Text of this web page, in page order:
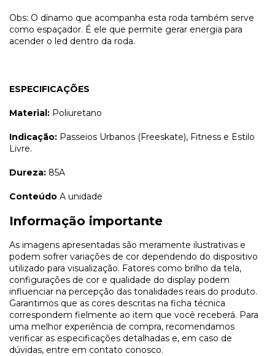
Obs: O dínamo que acompanha esta roda também serve
como espaçador. É ele que permite gerar energia para
acender o led dentro da roda.
ESPECIFICAÇÕES
Material: Poliuretano
Indicação: Passeios Urbanos (Freeskate), Fitness e Estilo
Livre.
Dureza: 85A
Conteúdo A unidade
Informação importante
As imagens apresentadas são meramente ilustrativas e
podem sofrer variações de cor dependendo do dispositivo
utilizado para visualização. Fatores como brilho da tela,
configurações de cor e qualidade do display podem
influenciar na percepção das tonalidades reais do produto.
Garantimos que as cores descritas na ficha técnica
correspondem fielmente ao item que você receberá. Para
uma melhor experiência de compra, recomendamos
verificar as especificações detalhadas e, em caso de
dúvidas, entre em contato conosco.